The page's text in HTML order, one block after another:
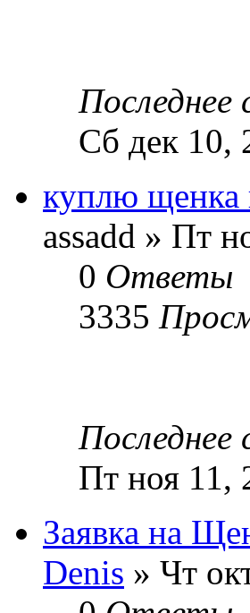
Сб дек 10,
куплю щенка
assadd » Пт
0 Ответы
3335
Пт ноя 11,
Заявка на
Denis » Чт